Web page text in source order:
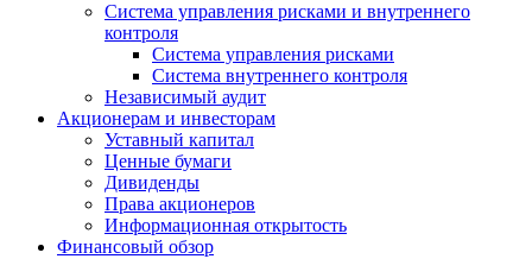
Система управления рисками и внутреннего
контроля
Система управления рисками
Система внутреннего контроля
Независимый аудит
Акционерам и инвесторам
Уставный капитал
Ценные бумаги
Дивиденды
Права акционеров
Информационная открытость
Финансовый обзор